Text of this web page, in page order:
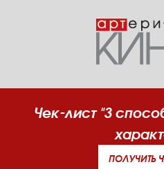
Чек-лист "3
ПОЛУЧИТЬ